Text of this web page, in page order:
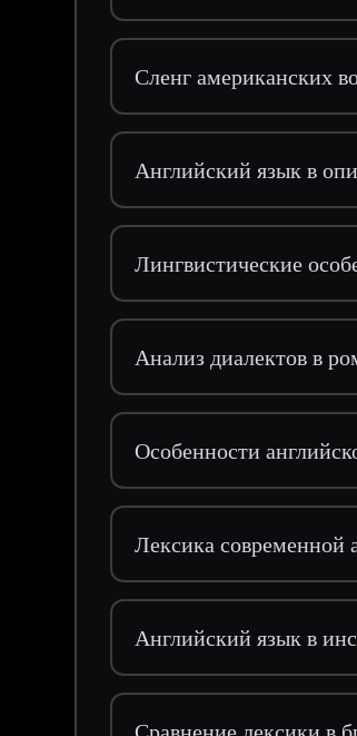
Сленг американских
Английский язык в
Лингвистические
Анализ диалектов в
Особенности
Лексика
Английский язык в